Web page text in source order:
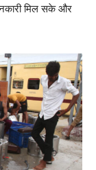
मिल सके और